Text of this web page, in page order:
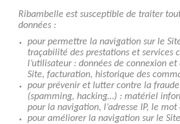
Ribambelle est susceptible de traiter
données :
pour permettre la navigation sur le
traçabilité des prestations et services
l’utilisateur : données de connexion et
Site, facturation, historique des
pour prévenir et lutter contre la
(spamming, hacking…) : matériel
pour la navigation, l’adresse IP, le mot
pour améliorer la navigation sur le